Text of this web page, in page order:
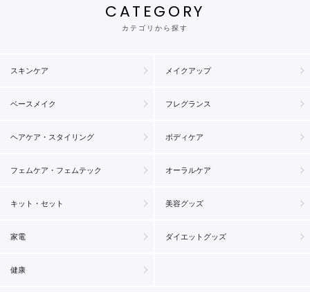
CATEGORY
カテゴリから探す
スキンケア メイクアップ
ベースメイク フレグランス
ヘアケア・スタイリング ボディケア
フェムケア・フェムテック オーラルケア
キット・セット 美容グッズ
家電 ダイエットグッズ
健康